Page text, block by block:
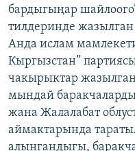
АЗАТТЫК+
ЫҢГАЙСЫЗ СУРООЛОР
ЭЕ/АРнун бардык
бардыгыңар
тилдеринде жазылган
Анда ислам
Кыргызстан”
чакырыктар
мындай
жана Жалалабат
аймактарында
алынгандыгы,